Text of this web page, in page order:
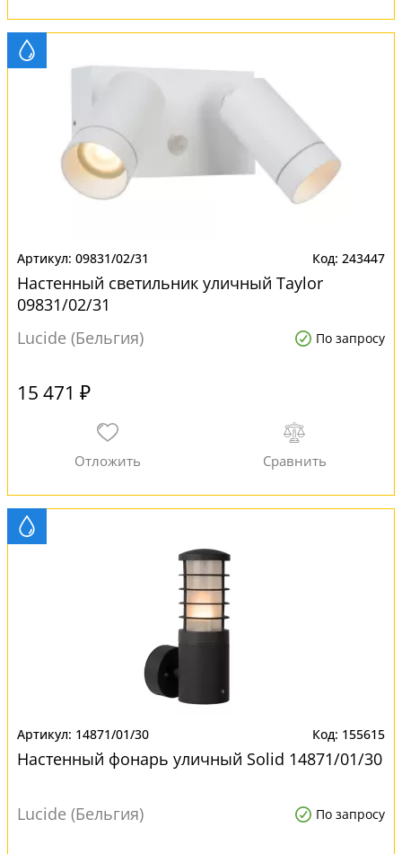
09831/02/31 243447
Настенный светильник уличный Taylor
09831/02/31
Lucide (Бельгия)
По запросу
15 471 ₽
14871/01/30 155615
Настенный фонарь уличный Solid 14871/01/30
Lucide (Бельгия) По запросу